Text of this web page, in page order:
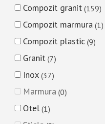
Compozit granit 159
Compozit marmura 1
Compozit plastic 9
Granit 7
Inox 37
Marmura 0
Otel 1